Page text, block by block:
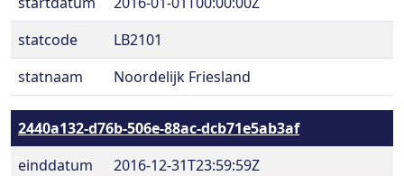
statcode
LB2101
statnaam
Noordelijk Friesland
2440a132-d76b-506e-88ac-dcb71e5ab3af
einddatum
2016-12-31T23:59:59Z